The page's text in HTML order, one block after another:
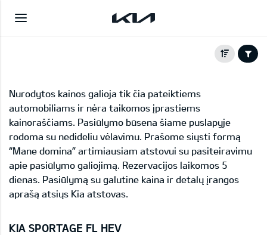
Nurodytos kainos galioja tik čia pateiktiems
automobiliams ir nėra taikomos įprastiems
kainoraščiams. Pasiūlymo būsena šiame puslapyje
rodoma su nedideliu vėlavimu. Prašome siųsti formą
“Mane domina” artimiausiam atstovui su pasiteiravimu
apie pasiūlymo galiojimą. Rezervacijos laikomos 5
dienas. Pasiūlymą su galutine kaina ir detalų įrangos
aprašą atsiųs Kia atstovas.
KIA SPORTAGE FL HEV